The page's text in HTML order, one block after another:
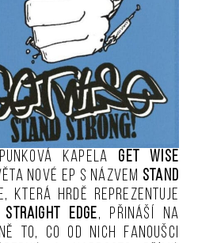
kapela Get Wise
nové EP s názvem Stand
která hrdě reprezentuje
Edge, přináší na
to, co od nich fanoušci